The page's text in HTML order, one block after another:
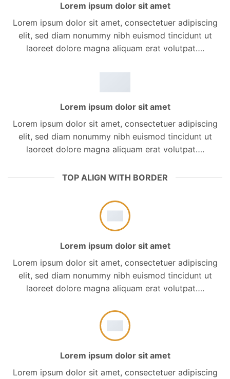
Lorem ipsum dolor sit amet
Lorem ipsum dolor sit amet, consectetuer adipiscing
elit, sed diam nonummy nibh euismod tincidunt ut
laoreet dolore magna aliquam erat volutpat….
Lorem ipsum dolor sit amet
Lorem ipsum dolor sit amet, consectetuer adipiscing
elit, sed diam nonummy nibh euismod tincidunt ut
laoreet dolore magna aliquam erat volutpat….
TOP ALIGN WITH BORDER
Lorem ipsum dolor sit amet
Lorem ipsum dolor sit amet, consectetuer adipiscing
elit, sed diam nonummy nibh euismod tincidunt ut
laoreet dolore magna aliquam erat volutpat….
Lorem ipsum dolor sit amet
Lorem ipsum dolor sit amet, consectetuer adipiscing